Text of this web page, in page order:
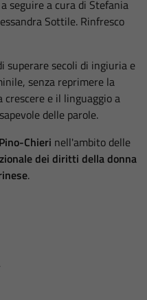
seguire a cura di Stefania
Sottile. Rinfresco
superare secoli di ingiuria e
senza reprimere la
e il linguaggio a
delle parole.
Chieri nell'ambito delle
dei diritti della donna
.